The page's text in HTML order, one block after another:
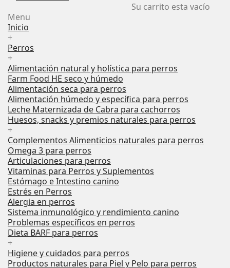
Su carrito esta vacío
Menu
Inicio
+
Perros
+
Alimentación natural y holística para perros
Farm Food HE seco y húmedo
Alimentación seca para perros
Alimentación húmedo y específica para perros
Leche Maternizada de Cabra para cachorros
Huesos, snacks y premios naturales para perros
+
Complementos Alimenticios naturales para perros
Omega 3 para perros
Articulaciones para perros
Vitaminas para Perros y Suplementos
Estómago e Intestino canino
Estrés en Perros
Alergia en perros
Sistema inmunológico y rendimiento canino
Problemas específicos en perros
Dieta BARF para perros
+
Higiene y cuidados para perros
Productos naturales para Piel y Pelo para perros